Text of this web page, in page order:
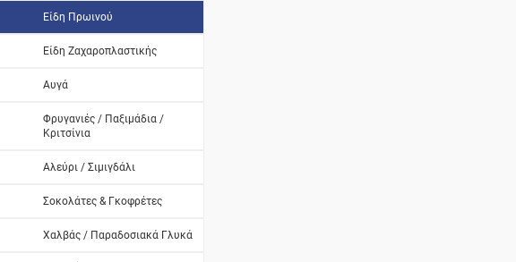
Είδη Πρωινού
Είδη Ζαχαροπλαστικής
Αυγά
Φρυγανιές / Παξιμάδια /
Κριτσίνια
Αλεύρι / Σιμιγδάλι
Σοκολάτες & Γκοφρέτες
Χαλβάς / Παραδοσιακά Γλυκά